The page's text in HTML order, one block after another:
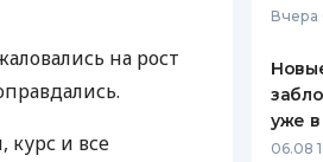
на рост
курс и все
Вчера
уже в
06.08